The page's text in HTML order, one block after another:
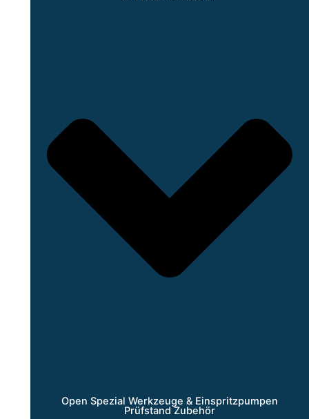
Open Spezial Werkzeuge & Einspritzpumpen
Prüfstand Zubehör